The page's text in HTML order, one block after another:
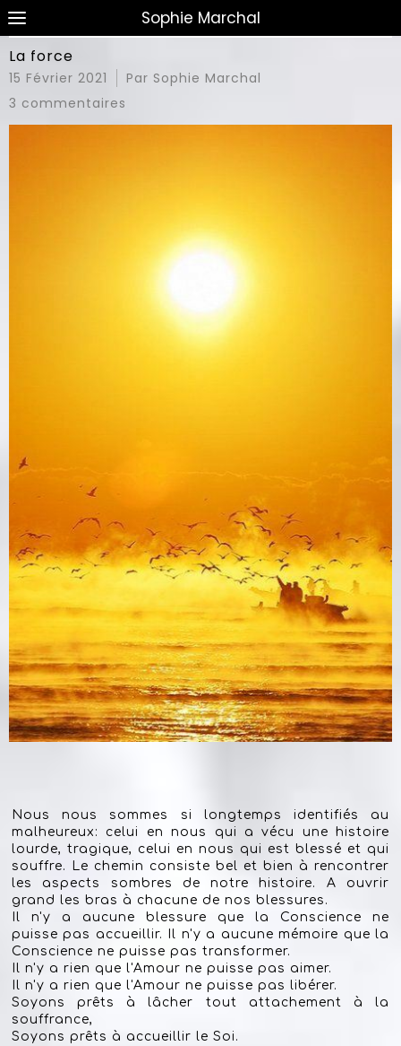
Sophie Marchal
La force
15 Février 2021
Par Sophie Marchal
3 commentaires
Nous nous sommes si longtemps identifiés au
malheureux: celui en nous qui a vécu une histoire
lourde, tragique, celui en nous qui est blessé et qui
souffre. Le chemin consiste bel et bien à rencontrer
les aspects sombres de notre histoire. A ouvrir
grand les bras à chacune de nos blessures.
Il n'y a aucune blessure que la Conscience ne
puisse pas accueillir. Il n'y a aucune mémoire que la
Conscience ne puisse pas transformer.
Il n'y a rien que l'Amour ne puisse pas aimer.
Il n'y a rien que l'Amour ne puisse pas libérer.
Soyons prêts à lâcher tout attachement à la
souffrance,
Soyons prêts à accueillir le Soi.